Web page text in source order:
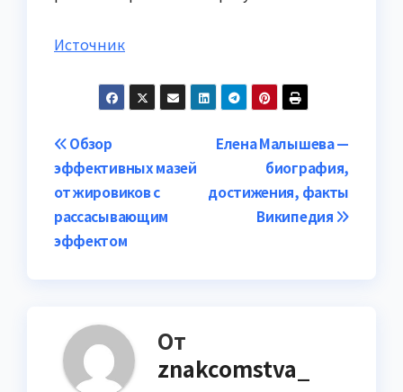
Источник
Навигация
по
записям
Елена Малышева —
биография,
достижения, факты
Википедия
Обзор
эффективных мазей
от жировиков с
рассасывающим
эффектом
От
znakcomstva_